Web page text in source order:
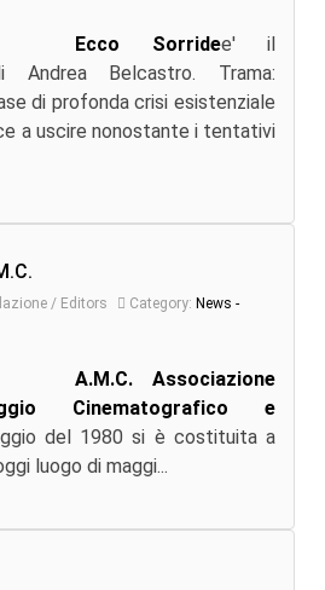
Ecco Sorridee' il
Andrea Belcastro. Trama:
di profonda crisi esistenziale
a uscire nonostante i tentativi
/ Editors Category: News -
A.M.C. Associazione
Cinematografico e
del 1980 si è costituita a
luogo di maggi...